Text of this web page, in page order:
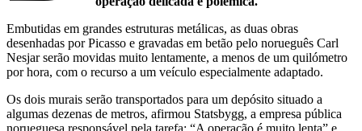
Embutidas em grandes estruturas metálicas, as duas obras
desenhadas por Picasso e gravadas em betão pelo norueguês Carl
Nesjar serão movidas muito lentamente, a menos de um quilómetro
por hora, com o recurso a um veículo especialmente adaptado.
Os dois murais serão transportados para um depósito situado a
algumas dezenas de metros, afirmou Statsbygg, a empresa pública
norueguesa responsável pela tarefa: “A operação é muito lenta” e